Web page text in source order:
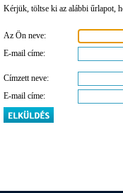
Kérjük, töltse ki az alábbi űrlapot,
Az Ön neve:
E-mail címe:
Címzett neve:
E-mail címe: